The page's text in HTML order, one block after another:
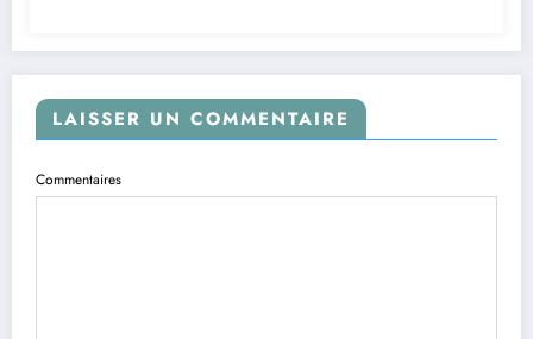
LAISSER UN COMMENTAIRE
Commentaires